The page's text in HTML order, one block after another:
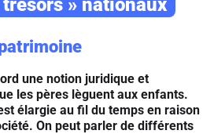
une notion juridique et
les pères lèguent aux enfants.
élargie au fil du temps en raison
On peut parler de différents